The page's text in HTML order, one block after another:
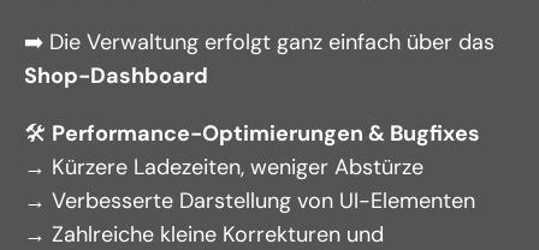
Shop-Dashboard
🛠️ Performance-Optimierungen & Bugfixes
→ Kürzere Ladezeiten, weniger Abstürze
→ Verbesserte Darstellung von UI-Elementen
→ Zahlreiche kleine Korrekturen und